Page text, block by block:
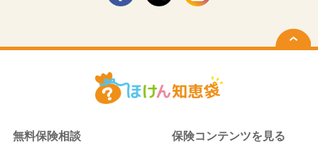
無料保険相談 保険コンテンツを見る